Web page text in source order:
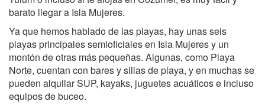
barato llegar a Isla Mujeres.
Ya que hemos hablado de las playas, hay unas seis
playas principales semioficiales en Isla Mujeres y un
montón de otras más pequeñas. Algunas, como Playa
Norte, cuentan con bares y sillas de playa, y en muchas se
pueden alquilar SUP, kayaks, juguetes acuáticos e incluso
equipos de buceo.